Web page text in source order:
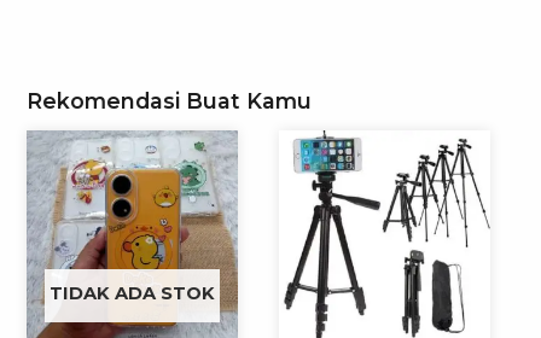
Rekomendasi Buat Kamu
TIDAK ADA STOK